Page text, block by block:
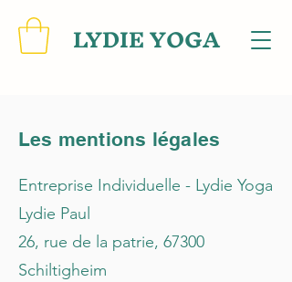
LYDIE YOGA
Les mentions légales
Entreprise Individuelle - Lydie Yoga
Lydie Paul
26, rue de la patrie, 67300
Schiltigheim